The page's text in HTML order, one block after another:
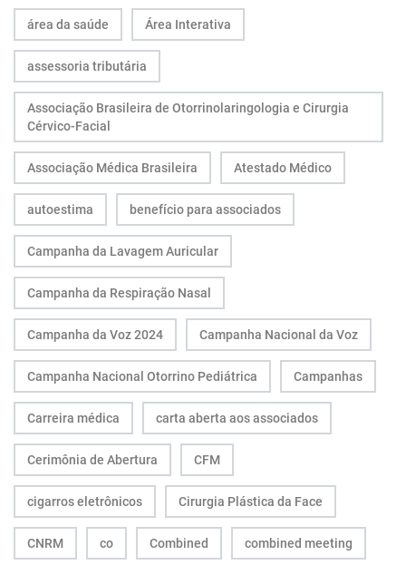
área da saúde Área Interativa
assessoria tributária
Associação Brasileira de Otorrinolaringologia e Cirurgia
Cérvico-Facial
Associação Médica Brasileira Atestado Médico
autoestima benefício para associados
Campanha da Lavagem Auricular
Campanha da Respiração Nasal
Campanha da Voz 2024 Campanha Nacional da Voz
Campanha Nacional Otorrino Pediátrica Campanhas
Carreira médica carta aberta aos associados
Cerimônia de Abertura CFM
cigarros eletrônicos Cirurgia Plástica da Face
CNRM co Combined combined meeting